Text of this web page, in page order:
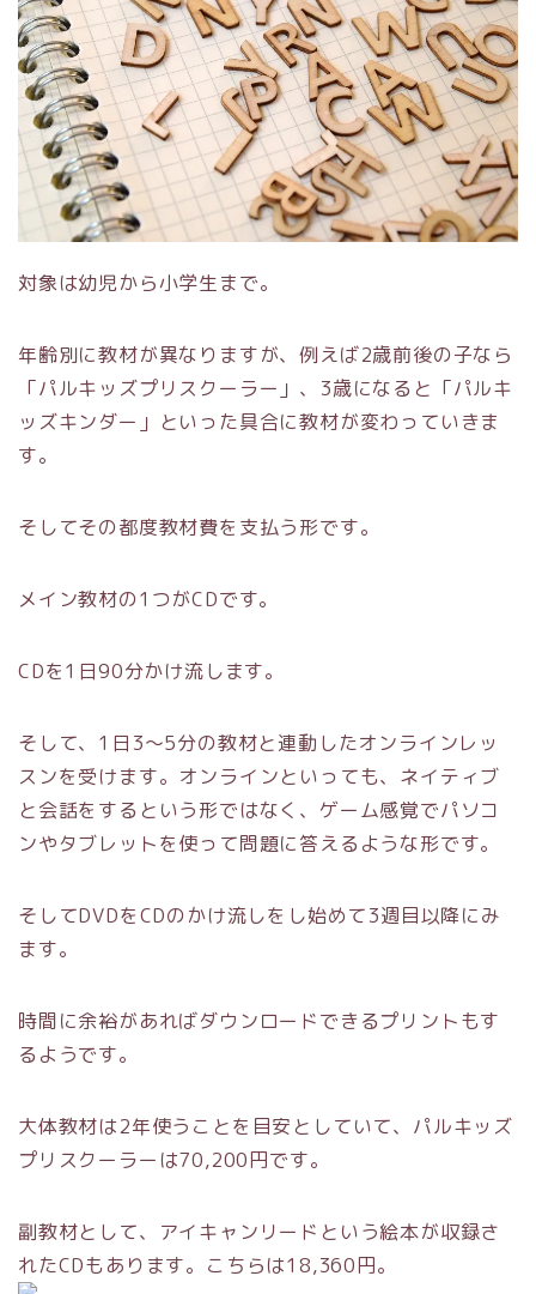
対象は幼児から小学生まで。
年齢別に教材が異なりますが、例えば2歳前後の子なら
「パルキッズプリスクーラー」、3歳になると「パルキ
ッズキンダー」といった具合に教材が変わっていきま
す。
そしてその都度教材費を支払う形です。
メイン教材の1つがCDです。
CDを1日90分かけ流します。
そして、1日3～5分の教材と連動したオンラインレッ
スンを受けます。オンラインといっても、ネイティブ
と会話をするという形ではなく、ゲーム感覚でパソコ
ンやタブレットを使って問題に答えるような形です。
そしてDVDをCDのかけ流しをし始めて3週目以降にみ
ます。
時間に余裕があればダウンロードできるプリントもす
るようです。
大体教材は2年使うことを目安としていて、パルキッズ
プリスクーラーは70,200円です。
副教材として、アイキャンリードという絵本が収録さ
れたCDもあります。こちらは18,360円。